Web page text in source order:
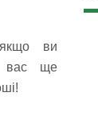
ви
вас ще